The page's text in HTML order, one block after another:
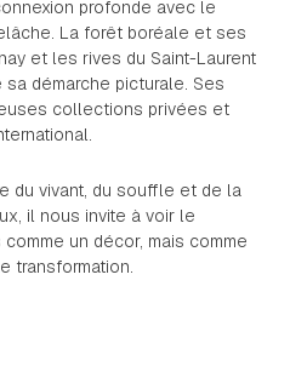
profonde avec le
La forêt boréale et ses
et les rives du Saint-Laurent
démarche picturale. Ses
collections privées et
du vivant, du souffle et de la
il nous invite à voir le
un décor, mais comme
transformation.